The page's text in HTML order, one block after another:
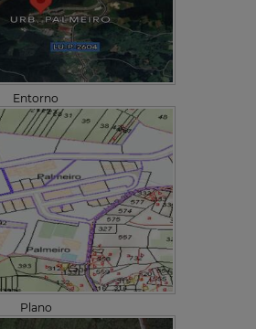
Entorno
Plano